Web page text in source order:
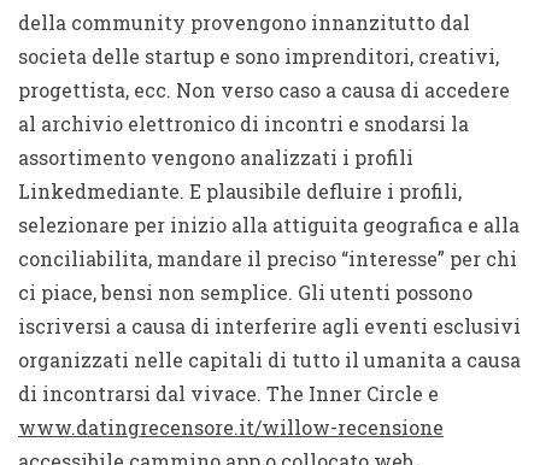
della community provengono innanzitutto dal
societa delle startup e sono imprenditori, creativi,
progettista, ecc. Non verso caso a causa di accedere
al archivio elettronico di incontri e snodarsi la
assortimento vengono analizzati i profili
Linkedmediante. E plausibile defluire i profili,
selezionare per inizio alla attiguita geografica e alla
conciliabilita, mandare il preciso “interesse” per chi
ci piace, bensi non semplice. Gli utenti possono
iscriversi a causa di interferire agli eventi esclusivi
organizzati nelle capitali di tutto il umanita a causa
di incontrarsi dal vivace. The Inner Circle e
www.datingrecensore.it/willow-recensione